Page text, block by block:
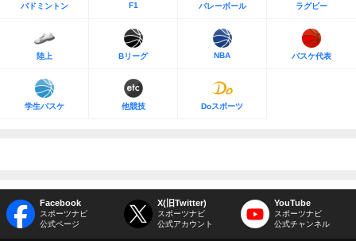
バドミントン F1 バレーボール ラグビー
陸上 Bリーグ NBA バスケ代表
学生バスケ 他競技 Doスポーツ
Facebook
スポーツナビ
公式ページ
X(旧Twitter)
スポーツナビ
公式アカウント
YouTube
スポーツナビ
公式チャンネル